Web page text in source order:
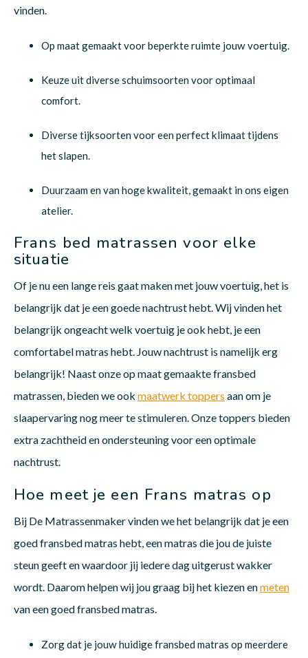
vinden.
Op maat gemaakt voor beperkte ruimte jouw voertuig.
Keuze uit diverse schuimsoorten voor optimaal
comfort.
Diverse tijksoorten voor een perfect klimaat tijdens
het slapen.
Duurzaam en van hoge kwaliteit, gemaakt in ons eigen
atelier.
Frans bed matrassen voor elke
situatie
Of je nu een lange reis gaat maken met jouw voertuig, het is
belangrijk dat je een goede nachtrust hebt. Wij vinden het
belangrijk ongeacht welk voertuig je ook hebt, je een
comfortabel matras hebt. Jouw nachtrust is namelijk erg
belangrijk! Naast onze op maat gemaakte fransbed
matrassen, bieden we ook maatwerk toppers aan om je
slaapervaring nog meer te stimuleren. Onze toppers bieden
extra zachtheid en ondersteuning voor een optimale
nachtrust.
Hoe meet je een Frans matras op
Bij De Matrassenmaker vinden we het belangrijk dat je een
goed fransbed matras hebt, een matras die jou de juiste
steun geeft en waardoor jij iedere dag uitgerust wakker
wordt. Daarom helpen wij jou graag bij het kiezen enmeten
van een goed fransbed matras.
Zorg dat je jouw huidige fransbed matras op meerdere